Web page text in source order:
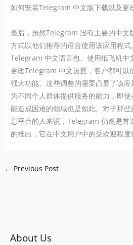
如何安装Telegram 中文版下载以及更
最后，虽然Telegram 没有主要的中文
方式以他们推荐的语言使用该应用程
Telegram 中文语言包、使用纸飞机中
更改Telegram 中文设置，客户都可
强大功能。这些调整的需要凸显了该
为不同个人群体提供服务的能力，即
能造成困难的领域也是如此。对于那
息平台的人来说，Telegram 仍然是首
的推出，它在中文用户中的受欢迎程度
← Previous Post
About Us